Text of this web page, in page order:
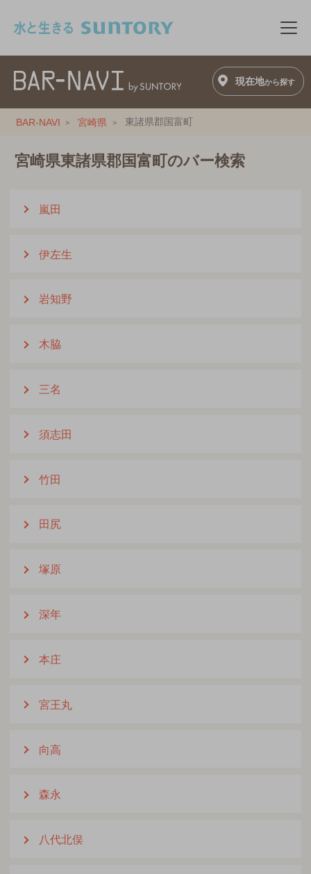
メ
現在地から探す
BAR-NAVI 宮崎県 東諸県郡国富町
宮崎県東諸県郡国富町のバー検索
嵐田
伊左生
岩知野
木脇
三名
須志田
竹田
田尻
塚原
深年
本庄
宮王丸
向高
森永
八代北俣